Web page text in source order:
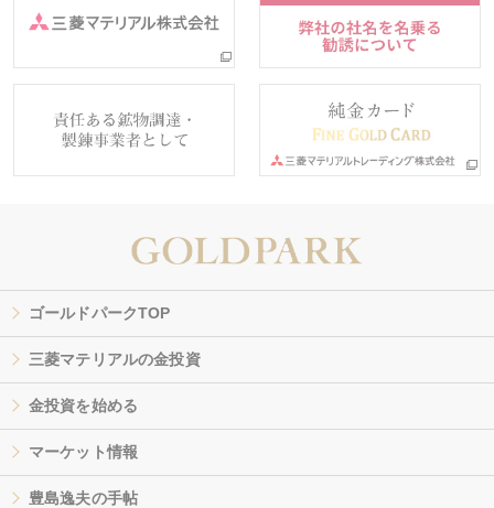
ゴールドパークTOP
三菱マテリアルの金投資
金投資を始める
マーケット情報
豊島逸夫の手帖